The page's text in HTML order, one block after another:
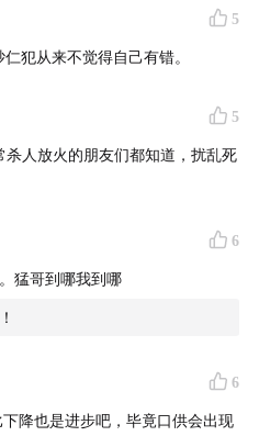
5
犯从来不觉得自己有错。
5
杀人放火的朋友们都知道，扰乱死
6
猛哥到哪我到哪
6
降也是进步吧，毕竟口供会出现